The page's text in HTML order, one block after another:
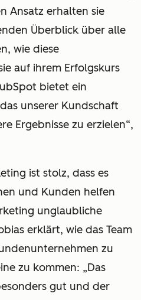
Ansatz erhalten sie
Überblick über alle
wie diese
auf ihrem Erfolgskurs
bietet ein
unserer Kundschaft
Ergebnisse zu erzielen“,
ist stolz, dass es
und Kunden helfen
unglaubliche
erklärt, wie das Team
zu
zu kommen: „Das
gut und der